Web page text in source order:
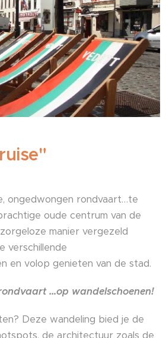
ongedwongen rondvaart…te
oude centrum van de
manier vergezeld
verschillende
en volop genieten van de stad.
…op wandelschoenen!
Deze wandeling bied je de